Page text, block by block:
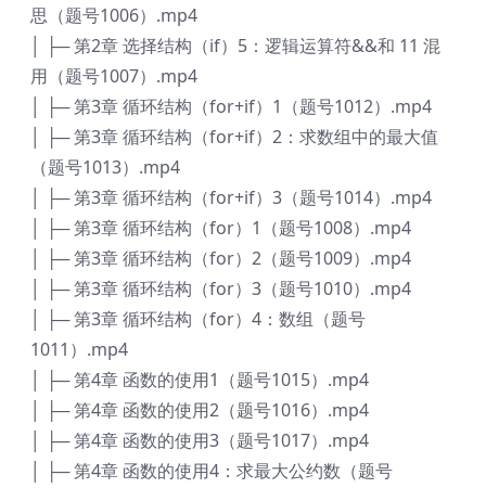
思（题号1006）.mp4
│ ├─ 第2章 选择结构（if）5：逻辑运算符&&和 11 混
用（题号1007）.mp4
│ ├─ 第3章 循环结构（for+if）1（题号1012）.mp4
│ ├─ 第3章 循环结构（for+if）2：求数组中的最大值
（题号1013）.mp4
│ ├─ 第3章 循环结构（for+if）3（题号1014）.mp4
│ ├─ 第3章 循环结构（for）1（题号1008）.mp4
│ ├─ 第3章 循环结构（for）2（题号1009）.mp4
│ ├─ 第3章 循环结构（for）3（题号1010）.mp4
│ ├─ 第3章 循环结构（for）4：数组（题号
1011）.mp4
│ ├─ 第4章 函数的使用1（题号1015）.mp4
│ ├─ 第4章 函数的使用2（题号1016）.mp4
│ ├─ 第4章 函数的使用3（题号1017）.mp4
│ ├─ 第4章 函数的使用4：求最大公约数（题号